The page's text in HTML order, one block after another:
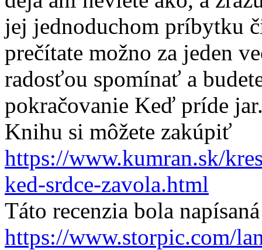
jej jednoduchom príbytku
prečítate možno za jeden
radosťou spomínať a
pokračovanie Keď príde
Knihu si môžete zakúpiť
https://www.kumran.sk/
ked-srdce-zavola.html
Táto recenzia bola
https://www.storpic.com/